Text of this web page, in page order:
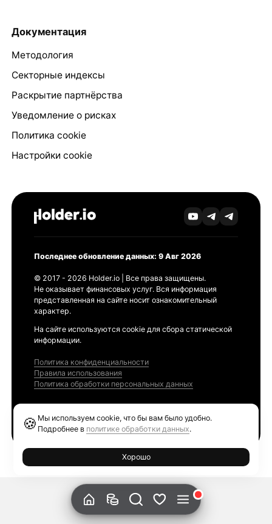
Документация
Методология
Секторные индексы
Раскрытие партнёрства
Уведомление о рисках
Политика cookie
Настройки cookie
Последнее обновление данных: 9 Авг 2026
© 2017 - 2026 Holder.io | Все права защищены.
Не оказывает финансовых услуг. Вся информация
представленная на сайте носит ознакомительный
характер.
На сайте используются cookie для сбора статической
информации.
Политика конфиденциальности
Правила использования
Политика обработки персональных данных
🍪 Мы используем cookie, что бы вам было удобно.
Подробнее в политике обработки данных.
Хорошо
Ethereum GAS Tracker